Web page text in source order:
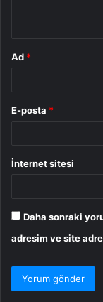
Ad *
E-posta *
İnternet sitesi
Daha sonraki
adresim ve site